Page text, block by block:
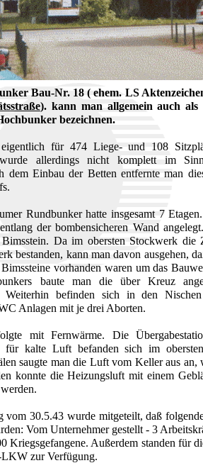
Bau-Nr. 18 ( ehem. LS
). kann man allgemein auch als
bezeichnen.
für 474 Liege- und 108
allerdings nicht komplett im
dem Einbau der Betten entfernte man
Rundbunker hatte insgesamt 7
der bombensicheren Wand
Da im obersten Stockwerk die
bestanden, kann man davon ausgehen,
vorhanden waren um das
baute man die über Kreuz
Weiterhin befinden sich in den
Anlagen mit je drei Aborten.
mit Fernwärme. Die
für kalte Luft befanden sich im
saugte man die Luft vom Keller aus an,
konnte die Heizungsluft mit einem
vom 30.5.43 wurde mitgeteilt, daß
Vom Unternehmer gestellt - 3
Kriegsgefangene. Außerdem standen für
zur Verfügung.